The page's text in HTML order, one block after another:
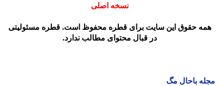
نسخه اصلی
حقوق این سایت برای قطره محفوظ است. قطره مسئولیتی
در قبال محتوای مطالب ندارد.
باحال مگ